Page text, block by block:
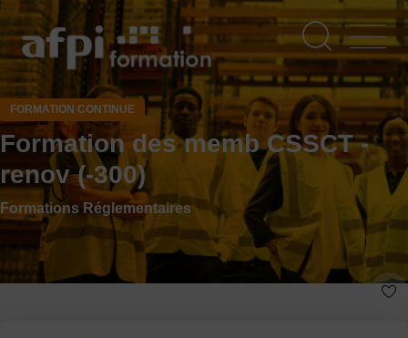
Aller
au
contenu
principal
FORMATION CONTINUE
Formation des memb CSSCT -
renov (-300)
Formations Réglementaires